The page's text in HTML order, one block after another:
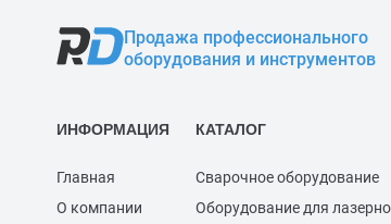
Продажа профессионального
оборудования и инструментов
КАТАЛОГ
Сварочное оборудование
Оборудование для
ИНФОРМАЦИЯ
Главная
О компании